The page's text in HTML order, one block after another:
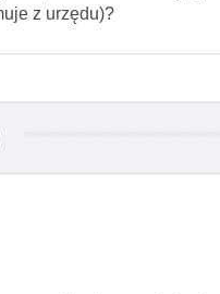
z urzędu)?